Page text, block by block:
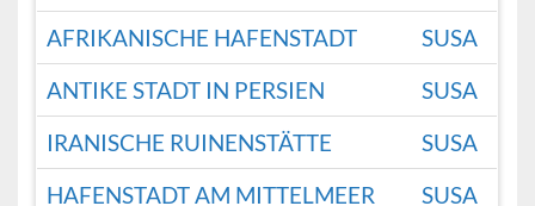
AFRIKANISCHE HAFENSTADT
SUSA
ANTIKE STADT IN PERSIEN
SUSA
IRANISCHE RUINENSTÄTTE
SUSA
HAFENSTADT AM MITTELMEER
SUSA